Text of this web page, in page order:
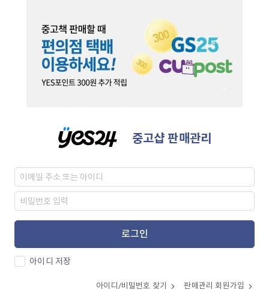
중고샵 판매관리
로그인
아이디 저장
아이디/비밀번호 찾기 판매관리 회원가입